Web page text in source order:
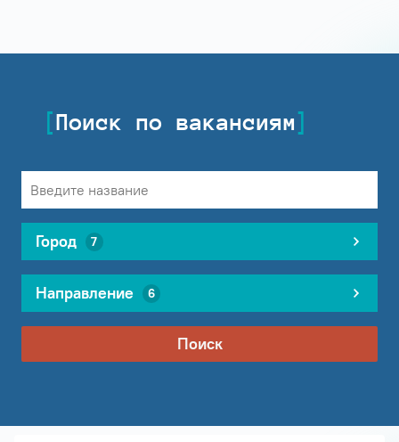
Поиск по вакансиям
Город 7
Направление 6
Поиск